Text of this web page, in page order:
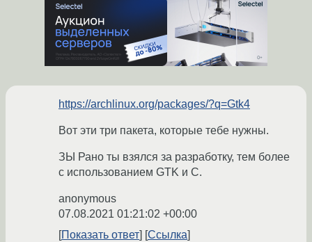
https://archlinux.org/packages/?q=Gtk4
Вот эти три пакета, которые тебе нужны.
ЗЫ Рано ты взялся за разработку, тем более
с использованием GTK и C.
anonymous
07.08.2021 01:21:02 +00:00
Показать ответ
Ссылка